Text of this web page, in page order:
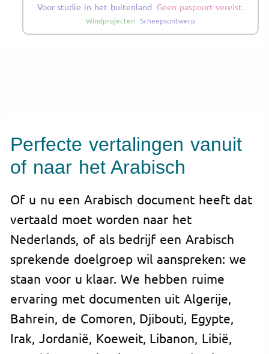
Voor studie in het buitenland Geen paspoort vereist.
Windprojecten Scheepsontwerp
Perfecte vertalingen vanuit
of naar het Arabisch
Of u nu een Arabisch document heeft dat
vertaald moet worden naar het
Nederlands, of als bedrijf een Arabisch
sprekende doelgroep wil aanspreken: we
staan voor u klaar. We hebben ruime
ervaring met documenten uit Algerije,
Bahrein, de Comoren, Djibouti, Egypte,
Irak, Jordanië, Koeweit, Libanon, Libië,